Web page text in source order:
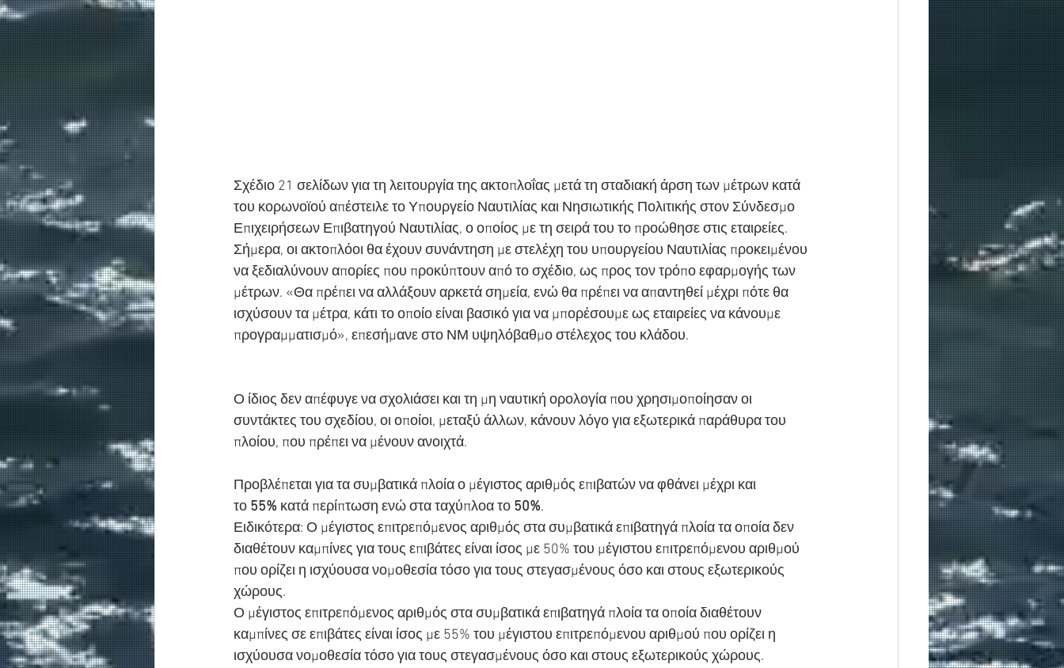
Σχέδιο 21 σελίδων για τη λειτουργία της ακτοπλοΐας μετά τη σταδιακή άρση των μέτρων κατά
του κορωνοϊού απέστειλε το Υπουργείο Ναυτιλίας και Νησιωτικής Πολιτικής στον Σύνδεσμο
Επιχειρήσεων Επιβατηγού Ναυτιλίας, ο οποίος με τη σειρά του το προώθησε στις εταιρείες.
Σήμερα, οι ακτοπλόοι θα έχουν συνάντηση με στελέχη του υπουργείου Ναυτιλίας προκειμένου
να ξεδιαλύνουν απορίες που προκύπτουν από το σχέδιο, ως προς τον τρόπο εφαρμογής των
μέτρων. «Θα πρέπει να αλλάξουν αρκετά σημεία, ενώ θα πρέπει να απαντηθεί μέχρι πότε θα
ισχύσουν τα μέτρα, κάτι το οποίο είναι βασικό για να μπορέσουμε ως εταιρείες να κάνουμε
προγραμματισμό», επεσήμανε στο ΝΜ υψηλόβαθμο στέλεχος του κλάδου.
Ο ίδιος δεν απέφυγε να σχολιάσει και τη μη ναυτική ορολογία που χρησιμοποίησαν οι
συντάκτες του σχεδίου, οι οποίοι, μεταξύ άλλων, κάνουν λόγο για εξωτερικά παράθυρα του
πλοίου, που πρέπει να μένουν ανοιχτά.
Προβλέπεται για τα συμβατικά πλοία ο μέγιστος αριθμός επιβατών να φθάνει μέχρι και
το 55% κατά περίπτωση ενώ στα ταχύπλοα το 50%.
Ειδικότερα: Ο μέγιστος επιτρεπόμενος αριθμός στα συμβατικά επιβατηγά πλοία τα οποία δεν
διαθέτουν καμπίνες για τους επιβάτες είναι ίσος με 50% του μέγιστου επιτρεπόμενου αριθμού
που ορίζει η ισχύουσα νομοθεσία τόσο για τους στεγασμένους όσο και στους εξωτερικούς
χώρους.
Ο μέγιστος επιτρεπόμενος αριθμός στα συμβατικά επιβατηγά πλοία τα οποία διαθέτουν
καμπίνες σε επιβάτες είναι ίσος με 55% του μέγιστου επιτρεπόμενου αριθμού που ορίζει η
ισχύουσα νομοθεσία τόσο για τους στεγασμένους όσο και στους εξωτερικούς χώρους.